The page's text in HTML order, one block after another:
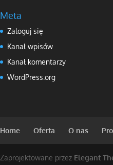
Meta
Zaloguj się
Kanał wpisów
Kanał komentarzy
WordPress.org
Home Oferta O nas
Zaprojektowane przez Elegant